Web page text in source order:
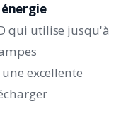
qui utilise jusqu'à
excellente